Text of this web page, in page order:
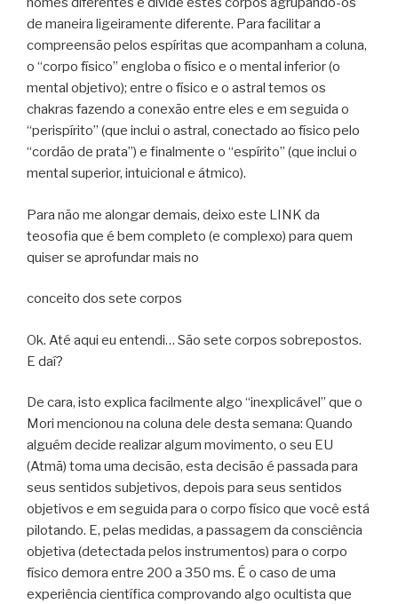
de maneira ligeiramente diferente. Para facilitar a
compreensão pelos espíritas que acompanham a coluna,
o “corpo físico” engloba o físico e o mental inferior (o
mental objetivo); entre o físico e o astral temos os
chakras fazendo a conexão entre eles e em seguida o
“perispírito” (que inclui o astral, conectado ao físico pelo
“cordão de prata”) e finalmente o “espírito” (que inclui o
mental superior, intuicional e átmico).
Para não me alongar demais, deixo este LINK da
teosofia que é bem completo (e complexo) para quem
quiser se aprofundar mais no
conceito dos sete corpos
Ok. Até aqui eu entendi… São sete corpos sobrepostos.
E daí?
De cara, isto explica facilmente algo “inexplicável” que o
Mori mencionou na coluna dele desta semana: Quando
alguém decide realizar algum movimento, o seu EU
(Atmã) toma uma decisão, esta decisão é passada para
seus sentidos subjetivos, depois para seus sentidos
objetivos e em seguida para o corpo físico que você está
pilotando. E, pelas medidas, a passagem da consciência
objetiva (detectada pelos instrumentos) para o corpo
físico demora entre 200 a 350 ms. É o caso de uma
experiência científica comprovando algo ocultista que